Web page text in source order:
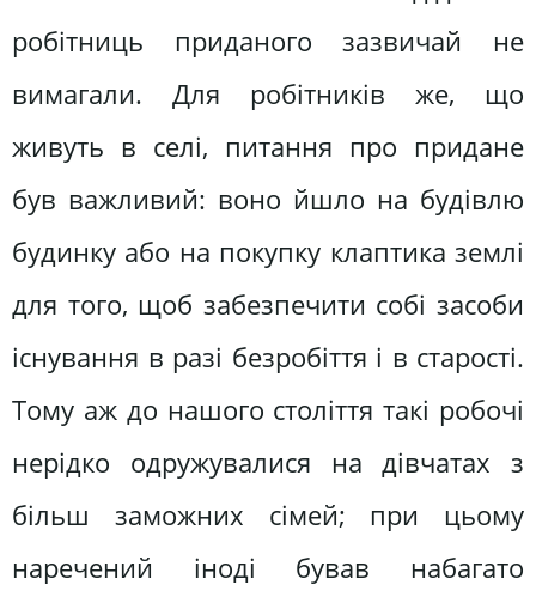
робітниць приданого зазвичай не
вимагали. Для робітників же, що
живуть в селі, питання про придане
був важливий: воно йшло на будівлю
будинку або на покупку клаптика землі
для того, щоб забезпечити собі засоби
існування в разі безробіття і в старості.
Тому аж до нашого століття такі робочі
нерідко одружувалися на дівчатах з
більш заможних сімей; при цьому
наречений іноді бував набагато